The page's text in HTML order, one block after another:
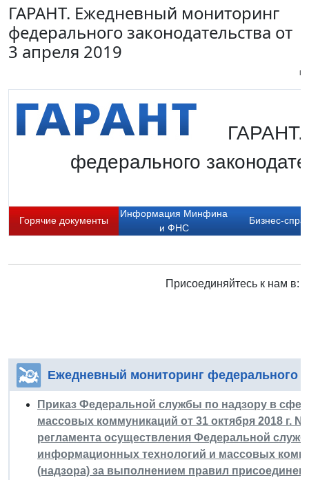
ГАРАНТ. Ежедневный мониторинг
федерального законодательства от
3 апреля 2019
ГАРАНТ.
федерального
Горячие документы
Информация Минфина
и ФНС
Бизнес-
Присоединяйтесь к нам в:
Ежедневный мониторинг федерального
Приказ Федеральной службы по надзору в
массовых коммуникаций от 31 октября 2018 г.
регламента осуществления Федеральной
информационных технологий и массовых
(надзора) за выполнением правил